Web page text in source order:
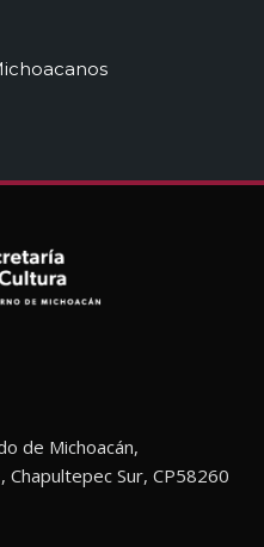
de Michoacán,
Sur, CP58260